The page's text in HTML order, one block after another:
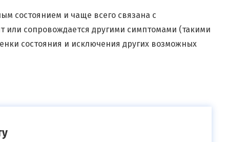
состоянием и чаще всего связана с
или сопровождается другими симптомами (такими
состояния и исключения других возможных